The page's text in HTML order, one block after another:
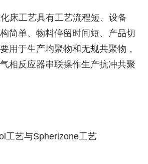
床工艺具有工艺流程短、设备
简单、物料停留时间短、产品切
用于生产均聚物和无规共聚物，
相反应器串联操作生产抗冲共聚
工艺与Spherizone工艺